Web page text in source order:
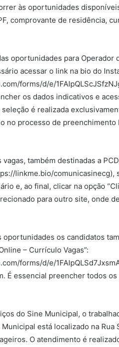
às oportunidades
comprovante de residência,
oportunidades para
acessar o link na bio do
forms/d/e/
os dados indicativos e
é realizada
no processo de
vagas, também destinadas a
linkme.bio/comunicasinecg),
e, ao final, clicar na opção
para outro site, onde
oportunidades os candidatos
– Currículo Vagas”:
forms/d/e/
É essencial preencher todos
do Sine Municipal, o
está localizado na
O atendimento é